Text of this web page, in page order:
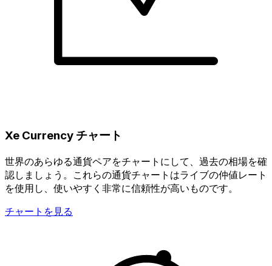
Xe Currency チャート
世界のあらゆる通貨ペアをチャートにして、過去の相場を確
認しましょう。これらの通貨チャートはライブの仲値レート
を使用し、使いやすく非常に信頼性が高いものです。
チャートを見る